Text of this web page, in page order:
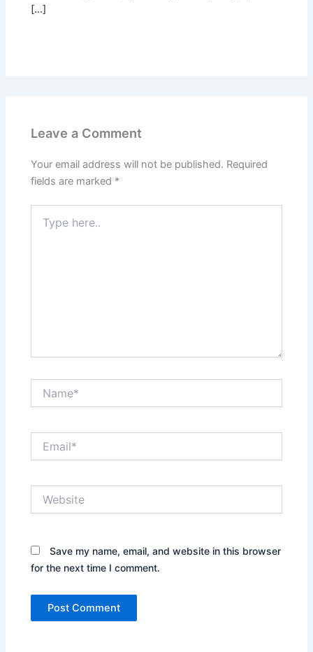
[…]
Leave a Comment
Your email address will not be published. Required
fields are marked *
here..
Save my name, email, and website in this browser
for the next time I comment.